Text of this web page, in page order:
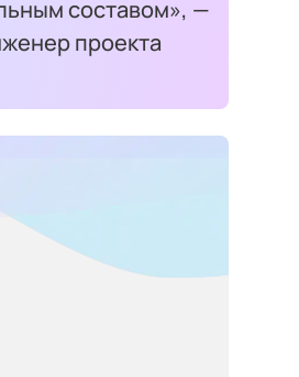
составом», —
проекта